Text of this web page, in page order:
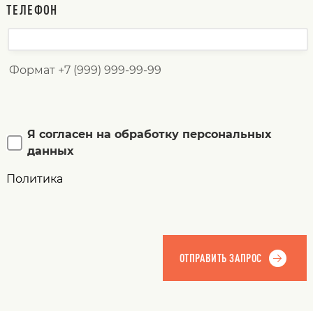
ТЕЛЕФОН
Формат +7 (999) 999-99-99
Я согласен на обработку персональных
данных
Политика